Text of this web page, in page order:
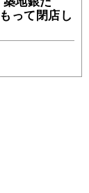
って閉店し